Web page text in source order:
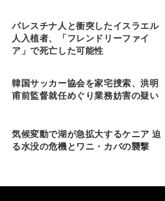
パレスチナ人と衝突したイスラエル
人入植者、「フレンドリーファイ
ア」で死亡した可能性
韓国サッカー協会を家宅捜索、洪明
甫前監督就任めぐり業務妨害の疑い
気候変動で湖が急拡大するケニア 迫
る水没の危機とワニ・カバの襲撃